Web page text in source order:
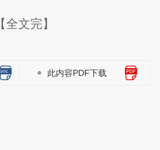
【全文完】
此内容PDF下载